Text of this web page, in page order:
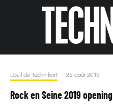
L'oeil de Technikart · 25 août 2019
Rock en Seine 2019 opening